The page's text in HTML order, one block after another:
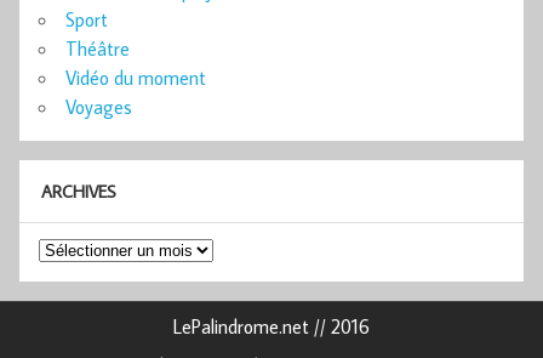
Sport
Théâtre
Vidéo du moment
Voyages
ARCHIVES
Archives
LePalindrome.net // 2016